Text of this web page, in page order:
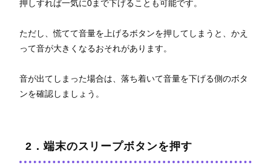
押しすれば一気に0まで下げることも可能です。
ただし、慌てて音量を上げるボタンを押してしまうと、かえ
って音が大きくなるおそれがあります。
音が出てしまった場合は、落ち着いて音量を下げる側のボタ
ンを確認しましょう。
2．端末のスリープボタンを押す